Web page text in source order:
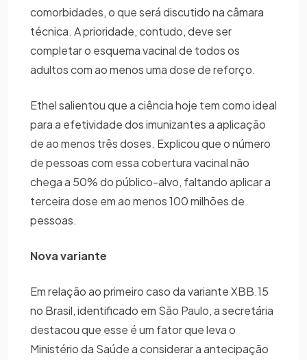
comorbidades, o que será discutido na câmara
técnica. A prioridade, contudo, deve ser
completar o esquema vacinal de todos os
adultos com ao menos uma dose de reforço.
Ethel salientou que a ciência hoje tem como ideal
para a efetividade dos imunizantes a aplicação
de ao menos três doses. Explicou que o número
de pessoas com essa cobertura vacinal não
chega a 50% do público-alvo, faltando aplicar a
terceira dose em ao menos 100 milhões de
pessoas.
Nova variante
Em relação ao primeiro caso da variante XBB.15
no Brasil, identificado em São Paulo, a secretária
destacou que esse é um fator que leva o
Ministério da Saúde a considerar a antecipação